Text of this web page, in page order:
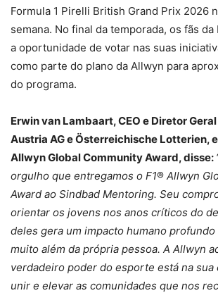
Formula 1 Pirelli British Grand Prix 2026
semana. No final da temporada, os fãs da
a oportunidade de votar nas suas
como parte do plano da Allwyn para
do programa.
Erwin van Lambaart, CEO e Diretor
Austria AG e Österreichische Lotterien,
Allwyn Global Community Award, disse:
orgulho que entregamos o F1® Allwyn
Award ao Sindbad Mentoring. Seu
orientar os jovens nos anos críticos do
deles gera um impacto humano
muito além da própria pessoa. A Allwyn
verdadeiro poder do esporte está na sua
unir e elevar as comunidades que nos